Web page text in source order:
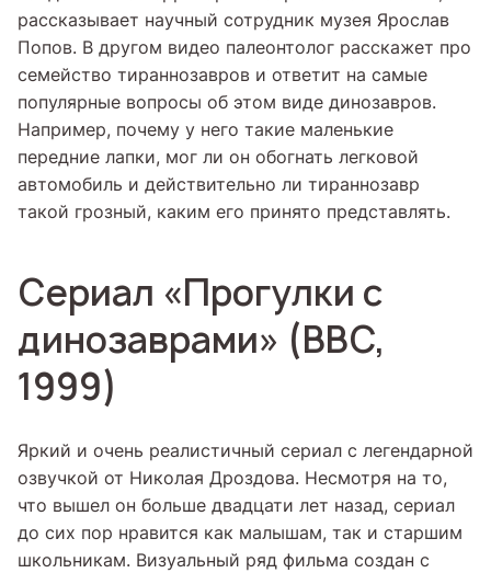
рассказывает научный сотрудник музея Ярослав
Попов. В другом видео палеонтолог расскажет про
семейство тираннозавров и ответит на самые
популярные вопросы об этом виде динозавров.
Например, почему у него такие маленькие
передние лапки, мог ли он обогнать легковой
автомобиль и действительно ли тираннозавр
такой грозный, каким его принято представлять.
Сериал «Прогулки с
динозаврами» (BBC,
1999)
Яркий и очень реалистичный сериал с легендарной
озвучкой от Николая Дроздова. Несмотря на то,
что вышел он больше двадцати лет назад, сериал
до сих пор нравится как малышам, так и старшим
школьникам. Визуальный ряд фильма создан с